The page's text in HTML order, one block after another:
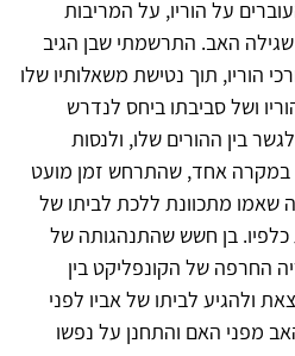
על הוריו, על המריבות
האב. התרשמתי שבן הגיב
הוריו, תוך נטישת משאלותיו שלו
ושל סביבתו ביחס לנדרש
בין ההורים שלו, ולנסות
במקרה אחד, שהתרחש זמן מועט
שאמו מתכוונת ללכת לביתו של
בן חשש שהתנהגותה של
החרפה של הקונפליקט בין
ולהגיע לביתו של אביו לפני
מפני האם והתחנן על נפשו